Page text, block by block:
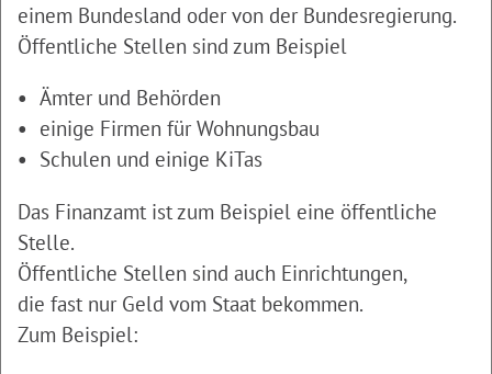
einem Bundesland oder von der Bundesregierung.
Öffentliche Stellen sind zum Beispiel
Ämter und Behörden
einige Firmen für Wohnungsbau
Schulen und einige KiTas
Das Finanzamt ist zum Beispiel eine öffentliche
Stelle.
Öffentliche Stellen sind auch Einrichtungen,
die fast nur Geld vom Staat bekommen.
Zum Beispiel: